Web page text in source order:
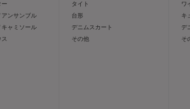
ー
アンサンブル
キャミソール
ス
タイト
台形
デニムスカート
その他
ワ
キ
デ
そ